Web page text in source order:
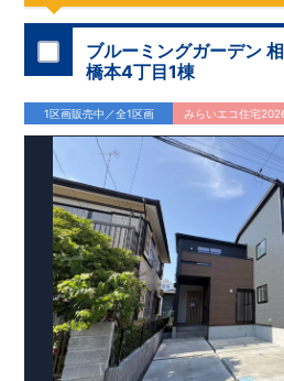
ブルーミングガーデン
橋本4丁目1棟
1区画販売中／全1区画 みらいエコ住宅